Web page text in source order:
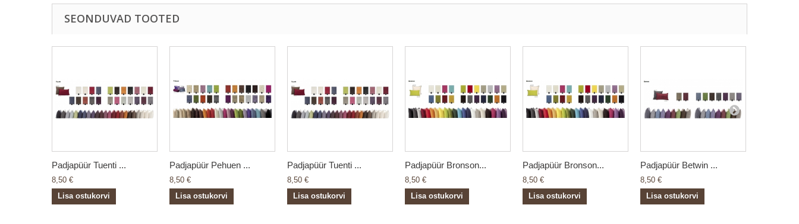
SEONDUVAD TOOTED
Padjapüür Tuenti ...
8,50 €
Lisa ostukorvi
Padjapüür Pehuen ...
8,50 €
Lisa ostukorvi
Padjapüür Tuenti ...
8,50 €
Lisa ostukorvi
Padjapüür Bronson...
8,50 €
Lisa ostukorvi
Padjapüür Bronson...
8,50 €
Lisa ostukorvi
Padjapüür Betwin ...
8,50 €
Lisa ostukorvi